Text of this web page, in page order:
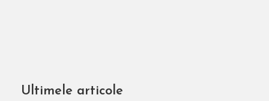
Ultimele articole